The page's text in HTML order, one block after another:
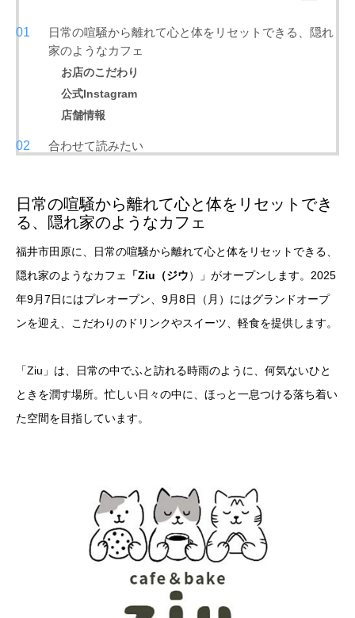
日常の喧騒から離れて心と体をリセットできる、隠れ
家のようなカフェ
お店のこだわり
公式Instagram
店舗情報
合わせて読みたい
日常の喧騒から離れて心と体をリセットでき
る、隠れ家のようなカフェ
福井市田原に、日常の喧騒から離れて心と体をリセットできる、
隠れ家のようなカフェ
「Ziu（ジウ）」がオープンします。2025
年9月7日にはプレオープン、9月8日（月）にはグランドオープ
ンを迎え、こだわりのドリンクやスイーツ、軽食を提供します。
「Ziu」は、日常の中でふと訪れる時雨のように、何気ないひと
ときを潤す場所。忙しい日々の中に、ほっと一息つける落ち着い
た空間を目指しています。